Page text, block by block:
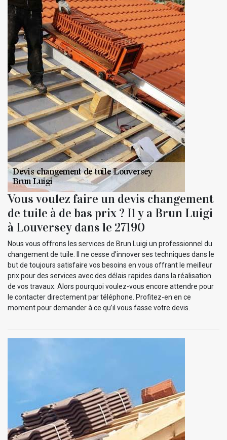
Vous voulez faire un devis changement
de tuile à de bas prix ? Il y a Brun Luigi
à Louversey dans le 27190
Nous vous offrons les services de Brun Luigi un professionnel du
changement de tuile. Il ne cesse d’innover ses techniques dans le
but de toujours satisfaire vos besoins en vous offrant le meilleur
prix pour des services avec des délais rapides dans la réalisation
de vos travaux. Alors pourquoi voulez-vous encore attendre pour
le contacter directement par téléphone. Profitez-en en ce
moment pour demander à ce qu’il vous fasse votre devis.